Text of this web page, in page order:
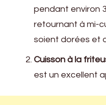
pendant environ
retournant à mi-
soient dorées et
Cuisson à la
est un excellent